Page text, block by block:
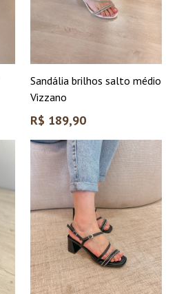
Sandália brilhos salto médio
Vizzano
Preço
R$ 189,90